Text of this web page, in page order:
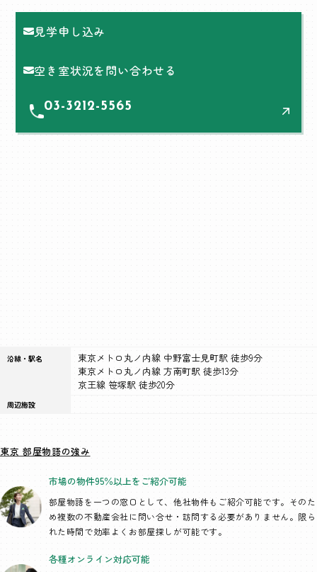
見学申し込み
空き室状況を問い合わせる
03-3212-5565
沿線・駅名
東京メトロ丸ノ内線 中野富士見町駅 徒歩9分
東京メトロ丸ノ内線 方南町駅 徒歩13分
京王線 笹塚駅 徒歩20分
周辺施設
東京 部屋物語の強み
市場の物件95％以上を ご紹介可能
部屋物語を一つの窓口として、他社物件もご紹介可能です。そのた
め複数の不動産会社に問い合せ・訪問する必要がありません。限ら
れた時間で効率よくお部屋探しが可能です。
各種オンライン対応可能